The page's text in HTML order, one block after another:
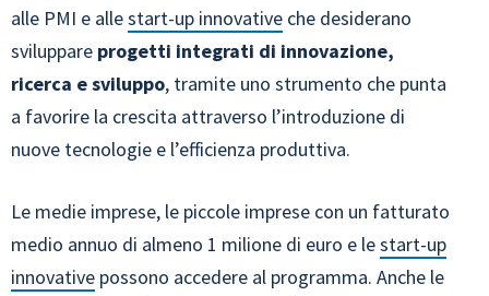
alle PMI e allestart-up innovative che desiderano
sviluppare progetti integrati di innovazione,
ricerca e sviluppo, tramite uno strumento che punta
a favorire la crescita attraverso l’introduzione di
nuove tecnologie e l’efficienza produttiva.
Le medie imprese, le piccole imprese con un fatturato
medio annuo di almeno 1 milione di euro e lestart-up
innovative possono accedere al programma. Anche le